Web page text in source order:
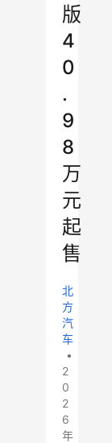
版
4
0
.
9
8
万
元
起
售
北
方
汽
车
•
2
0
2
6
年